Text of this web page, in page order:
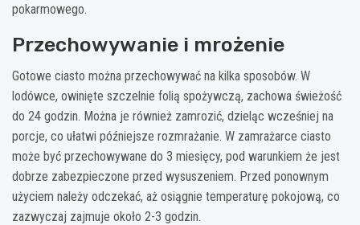
pokarmowego.
Przechowywanie i mrożenie
Gotowe ciasto można przechowywać na kilka sposobów. W
lodówce, owinięte szczelnie folią spożywczą, zachowa świeżość
do 24 godzin. Można je również zamrozić, dzieląc wcześniej na
porcje, co ułatwi późniejsze rozmrażanie. W zamrażarce ciasto
może być przechowywane do 3 miesięcy, pod warunkiem że jest
dobrze zabezpieczone przed wysuszeniem. Przed ponownym
użyciem należy odczekać, aż osiągnie temperaturę pokojową, co
zazwyczaj zajmuje około 2-3 godzin.